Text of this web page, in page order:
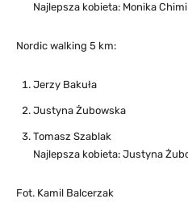
Najlepsza kobieta: Monika
Nordic walking 5 km:
Jerzy Bakuła
Justyna Żubowska
Tomasz Szablak
Najlepsza kobieta: Justyna
Fot. Kamil Balcerzak